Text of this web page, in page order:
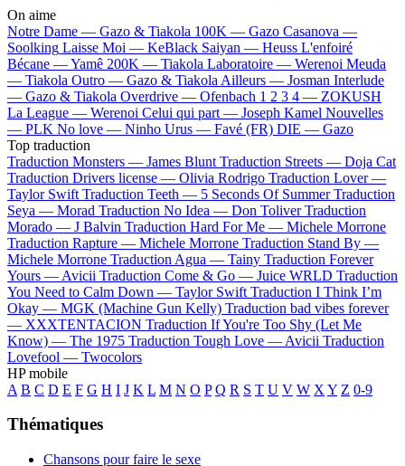
On aime
Notre Dame — Gazo & Tiakola 100K — Gazo Casanova —
Soolking Laisse Moi — KeBlack Saiyan — Heuss L'enfoiré
Bécane —Yamê 200K — Tiakola Laboratoire — Werenoi Meuda
— Tiakola Outro — Gazo & Tiakola Ailleurs — Josman Interlude
— Gazo & Tiakola Overdrive — Ofenbach 1 2 3 4 — ZOKUSH
La League — Werenoi Celui qui part — Joseph Kamel Nouvelles
— PLK No love — Ninho Urus — Favé (FR) DIE — Gazo
Top traduction
Traduction Monsters — James Blunt Traduction Streets — Doja Cat
Traduction Drivers license — Olivia Rodrigo Traduction Lover —
Taylor Swift Traduction Teeth — 5 Seconds Of Summer Traduction
Seya — Morad Traduction No Idea — Don Toliver Traduction
Morado — J Balvin Traduction Hard For Me — Michele Morrone
Traduction Rapture — Michele Morrone Traduction Stand By —
Michele Morrone Traduction Agua — Tainy Traduction Forever
Yours — Avicii Traduction Come & Go — Juice WRLD Traduction
You Need to Calm Down — Taylor Swift Traduction I Think I’m
Okay — MGK (Machine Gun Kelly) Traduction bad vibes forever
— XXXTENTACION Traduction If You're Too Shy (Let Me
Know) — The 1975 Traduction Tough Love — Avicii Traduction
Lovefool — Twocolors
HP mobile
A B C D E F G H I J K L M N O P Q R S T U V W X Y Z 0-9
Thématiques
Chansons pour faire le sexe